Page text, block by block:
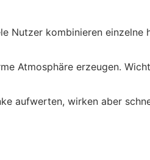
Nutzer kombinieren
Atmosphäre erzeugen.
aufwerten, wirken aber